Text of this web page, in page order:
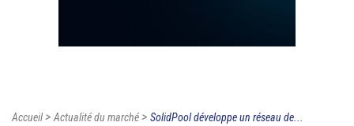
Accueil>Actualité du marché> SolidPool développe un réseau de...